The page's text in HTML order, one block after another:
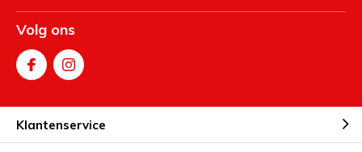
Volg ons
Klantenservice